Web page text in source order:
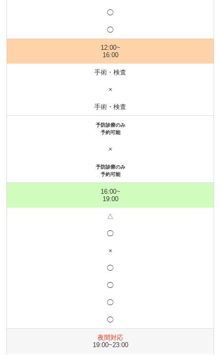
◯
◯
12:00~
16:00
手術・検査
×
手術・検査
予防診療のみ
予約可能
×
予防診療のみ
予約可能
16:00~
19:00
△
◯
×
◯
◯
◯
◯
夜間対応
19:00~23:00